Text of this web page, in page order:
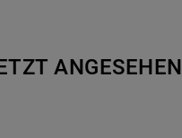
ANGESEHEN